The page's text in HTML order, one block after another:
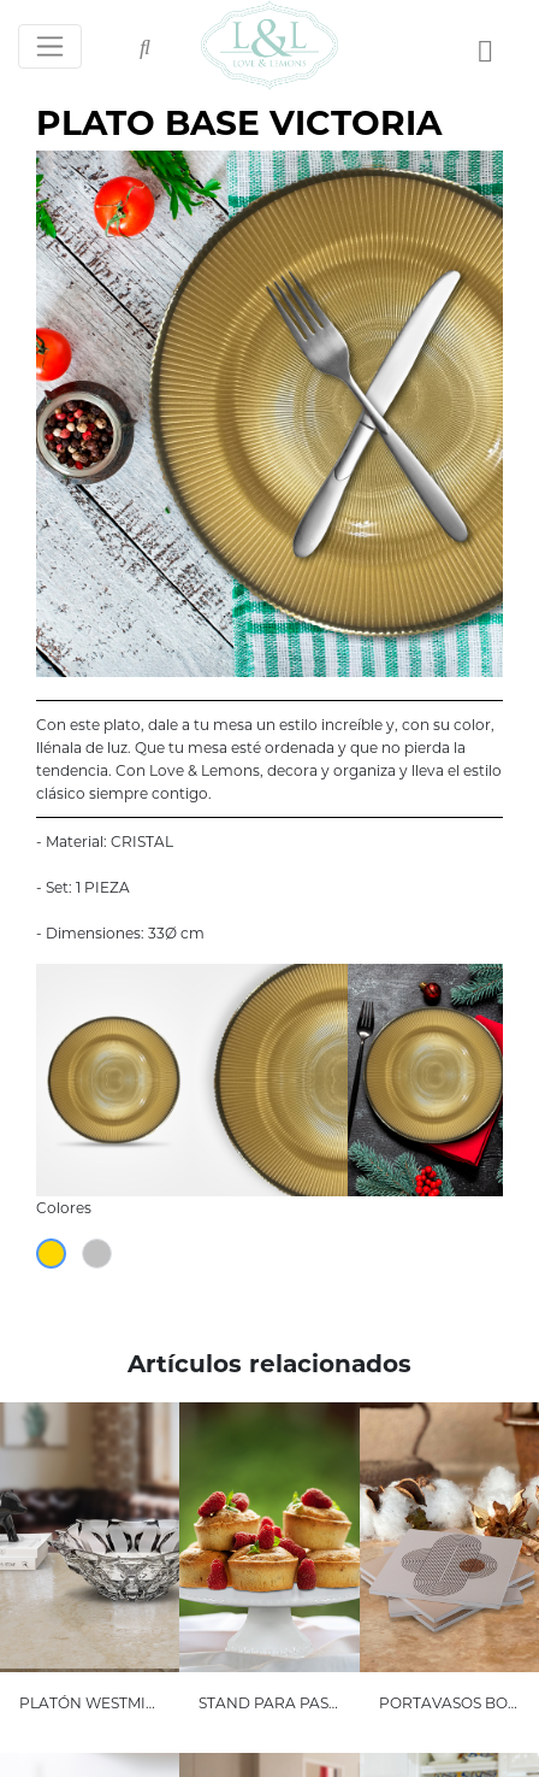
Artículos relacionados
PLATÓN WESTMINSTER STAND PARA PASTEL LUX PORTAVASOS BOHO
PLATO BASE VICTORIA
Con este plato, dale a tu mesa un estilo increíble y, con su color,
llénala de luz. Que tu mesa esté ordenada y que no pierda la
tendencia. Con Love & Lemons, decora y organiza y lleva el estilo
clásico siempre contigo.
- Material: CRISTAL
- Set: 1 PIEZA
- Dimensiones: 33Ø cm
Colores